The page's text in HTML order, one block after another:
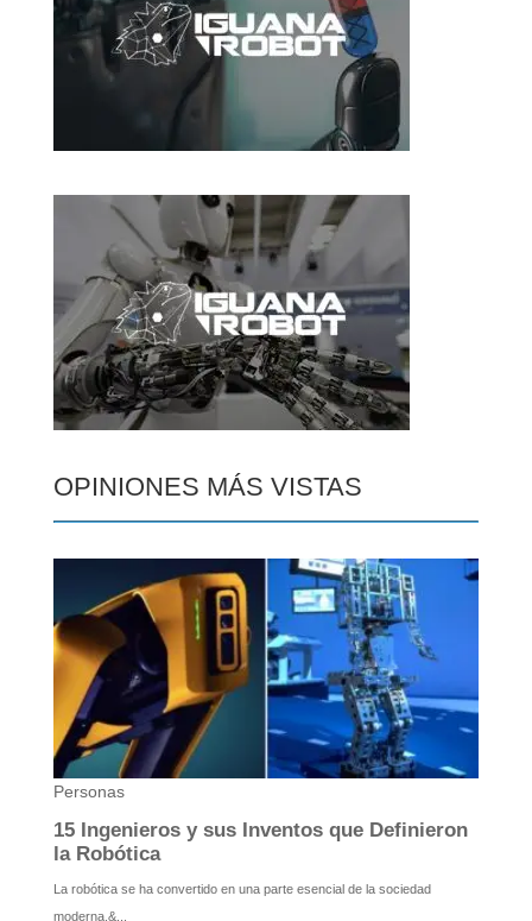
OPINIONES MÁS VISTAS